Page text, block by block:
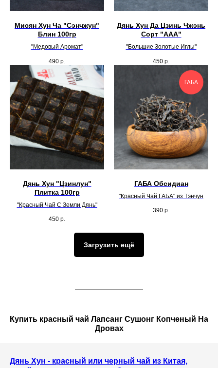
Мисян Хун Ча "Сэнчжун"
Блин 100гр
"Медовый Аромат"
490 р.
Дянь Хун Да Цзинь Чжэнь
Сорт "ААА"
"Большие Золотые Иглы"
450 р.
Дянь Хун "Цзинлун"
Плитка 100гр
"Красный Чай С Земли Дянь"
450 р.
ГАБА
ГАБА Обсидиан
"Красный Чай ГАБА" из Тэнчун
390 р.
Загрузить ещё
Купить красный чай Лапсанг Сушонг Копченый На
Дровах
Дянь Хун - красный или черный чай из Китая,